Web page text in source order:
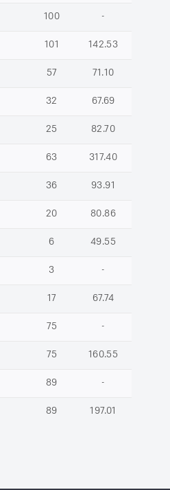
100 -
101 142.53
57 71.10
32 67.69
25 82.70
63 317.40
36 93.91
20 80.86
6 49.55
3 -
17 67.74
75 -
75 160.55
89 -
89 197.01